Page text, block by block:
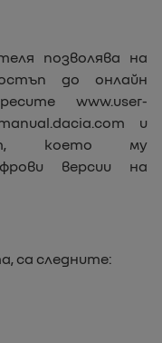
позволява на
до онлайн
www.user-
и
, което му
версии на
са следните: